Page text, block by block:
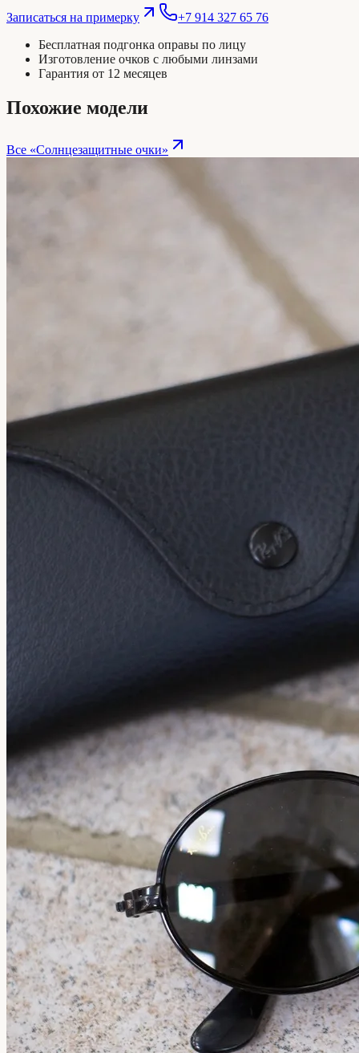
Записаться на примерку
+7 914 327 65 76
Бесплатная подгонка оправы по лицу
Изготовление очков с любыми линзами
Гарантия от 12 месяцев
Похожие модели
Все «Солнцезащитные очки»